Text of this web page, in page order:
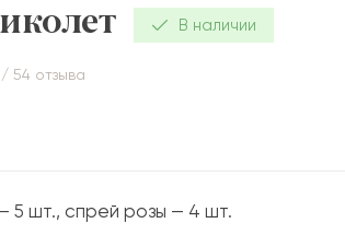
В наличии
/ 54 отзыва
5 шт., спрей розы — 4 шт.